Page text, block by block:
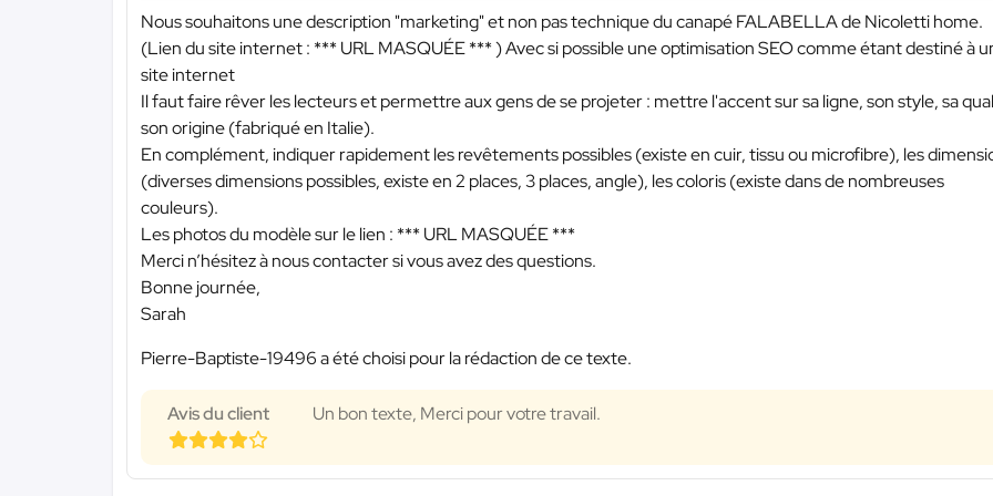
Nous souhaitons une description "marketing" et non pas technique du canapé FALABELLA de Nicoletti home.
(Lien du site internet : *** URL MASQUÉE ***) Avec si possible une optimisation SEO comme étant destiné à
site internet
Il faut faire rêver les lecteurs et permettre aux gens de se projeter : mettre l'accent sur sa ligne, son style, sa
son origine (fabriqué en Italie).
En complément, indiquer rapidement les revêtements possibles (existe en cuir, tissu ou microfibre), les
(diverses dimensions possibles, existe en 2 places, 3 places, angle), les coloris (existe dans de nombreuses
couleurs).
Les photos du modèle sur le lien : *** URL MASQUÉE ***
Merci n’hésitez à nous contacter si vous avez des questions.
Bonne journée,
Sarah
Pierre-Baptiste-19496 a été choisi pour la rédaction de ce texte.
Avis du client Un bon texte, Merci pour votre travail.